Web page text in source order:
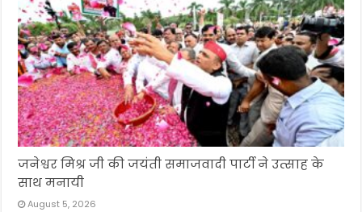
जनेश्वर मिश्र जी की जयंती समाजवादी पार्टी ने उत्साह के
साथ मनायी
August 5, 2026